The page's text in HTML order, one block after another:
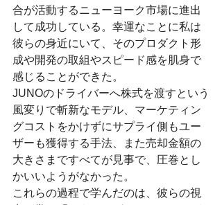
合が活動するニューヨーク市場に進出
して成功している。幸運なことに私は
彼らの身近にいて、そのプロダクト形
成や開発の取組やスピード感を肌身で
感じることができた。
JUNOのドライバーへ株式を渡すという
風変りで斬新なモデル、マーケティン
グコストをかけずにサプライ側もユー
ザーも獲得する手法、また売却金額の
大きさまですべてが見事で、圧巻とし
かいいようがなかった。
これらの過程で学んだのは、彼らの視